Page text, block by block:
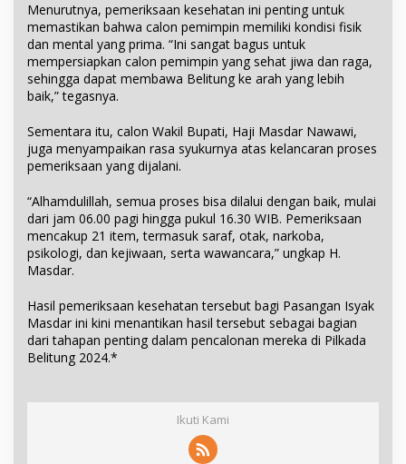
Menurutnya, pemeriksaan kesehatan ini penting untuk
memastikan bahwa calon pemimpin memiliki kondisi fisik
dan mental yang prima. “Ini sangat bagus untuk
mempersiapkan calon pemimpin yang sehat jiwa dan raga,
sehingga dapat membawa Belitung ke arah yang lebih
baik,” tegasnya.
Sementara itu, calon Wakil Bupati, Haji Masdar Nawawi,
juga menyampaikan rasa syukurnya atas kelancaran proses
pemeriksaan yang dijalani.
“Alhamdulillah, semua proses bisa dilalui dengan baik, mulai
dari jam 06.00 pagi hingga pukul 16.30 WIB. Pemeriksaan
mencakup 21 item, termasuk saraf, otak, narkoba,
psikologi, dan kejiwaan, serta wawancara,” ungkap H.
Masdar.
Hasil pemeriksaan kesehatan tersebut bagi Pasangan Isyak
Masdar ini kini menantikan hasil tersebut sebagai bagian
dari tahapan penting dalam pencalonan mereka di Pilkada
Belitung 2024.*
Ikuti Kami